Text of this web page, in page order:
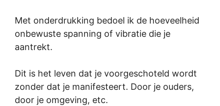
Met onderdrukking bedoel ik de hoeveelheid
onbewuste spanning of vibratie die je
aantrekt.
Dit is het leven dat je voorgeschoteld wordt
zonder dat je manifesteert. Door je ouders,
door je omgeving, etc.